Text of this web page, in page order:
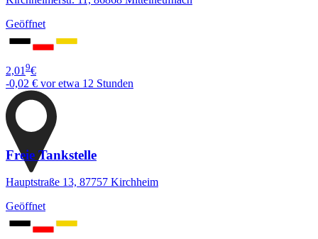
Geöffnet
2,01 9€
-0,02 € vor etwa 12 Stunden
Freie Tankstelle
Hauptstraße 13, 87757 Kirchheim
Geöffnet